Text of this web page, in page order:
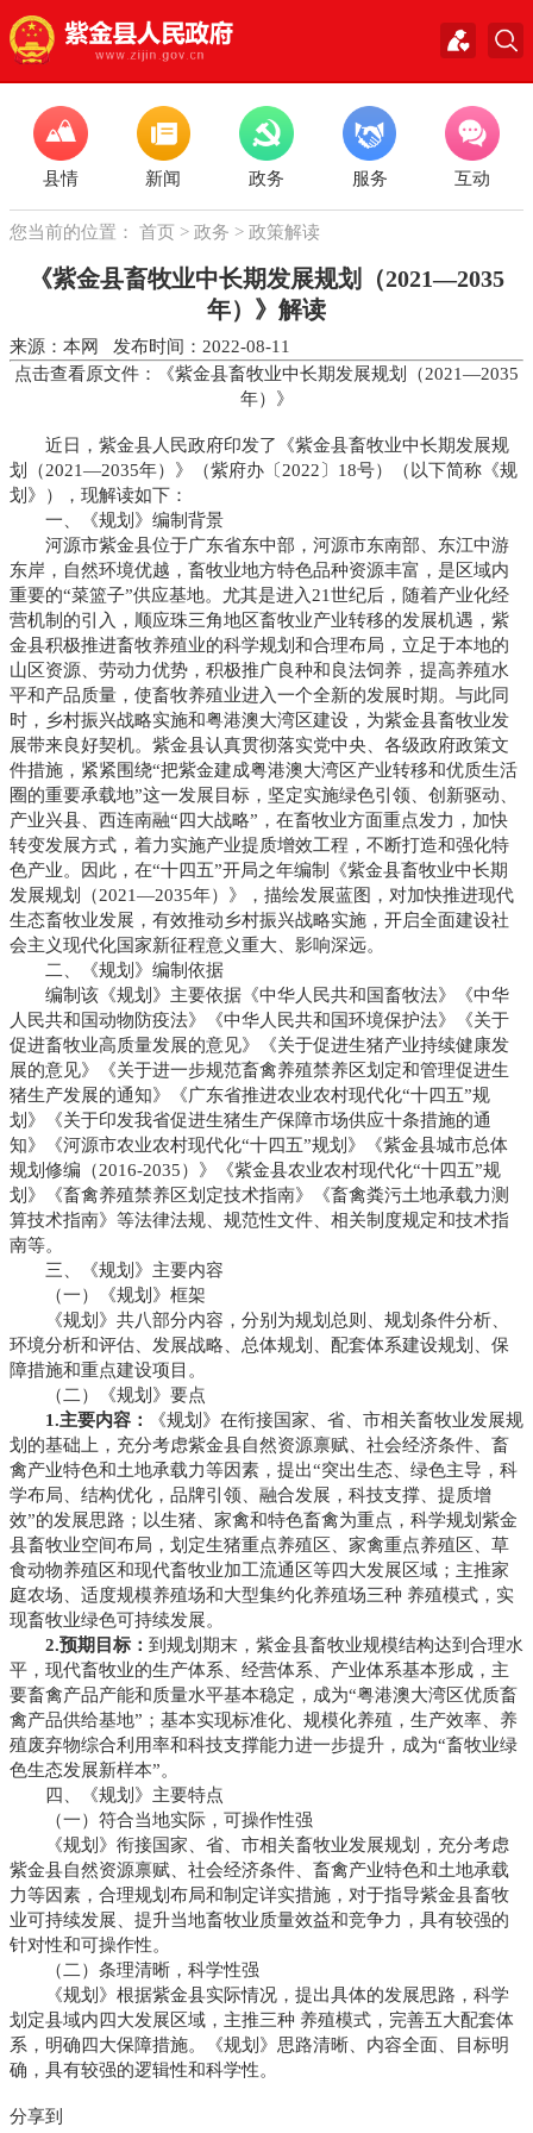
县情 新闻 政务 服务 互动
您当前的位置： 首页 > 政务 > 政策解读
《紫金县畜牧业中长期发展规划（2021—2035
年）》解读
来源：本网 发布时间：2022-08-11
点击查看原文件：《紫金县畜牧业中长期发展规划（2021—2035
年）》
近日，紫金县人民政府印发了《紫金县畜牧业中长期发展规
划（2021—2035年）》（紫府办〔2022〕18号）（以下简称《规
划》），现解读如下：
一、《规划》编制背景
河源市紫金县位于广东省东中部，河源市东南部、东江中游
东岸，自然环境优越，畜牧业地方特色品种资源丰富，是区域内
重要的“菜篮子”供应基地。尤其是进入21世纪后，随着产业化经
营机制的引入，顺应珠三角地区畜牧业产业转移的发展机遇，紫
金县积极推进畜牧养殖业的科学规划和合理布局，立足于本地的
山区资源、劳动力优势，积极推广良种和良法饲养，提高养殖水
平和产品质量，使畜牧养殖业进入一个全新的发展时期。与此同
时，乡村振兴战略实施和粤港澳大湾区建设，为紫金县畜牧业发
展带来良好契机。紫金县认真贯彻落实党中央、各级政府政策文
件措施，紧紧围绕“把紫金建成粤港澳大湾区产业转移和优质生活
圈的重要承载地”这一发展目标，坚定实施绿色引领、创新驱动、
产业兴县、西连南融“四大战略”，在畜牧业方面重点发力，加快
转变发展方式，着力实施产业提质增效工程，不断打造和强化特
色产业。因此，在“十四五”开局之年编制《紫金县畜牧业中长期
发展规划（2021—2035年）》，描绘发展蓝图，对加快推进现代
生态畜牧业发展，有效推动乡村振兴战略实施，开启全面建设社
会主义现代化国家新征程意义重大、影响深远。
二、《规划》编制依据
编制该《规划》主要依据《中华人民共和国畜牧法》《中华
人民共和国动物防疫法》《中华人民共和国环境保护法》《关于
促进畜牧业高质量发展的意见》《关于促进生猪产业持续健康发
展的意见》《关于进一步规范畜禽养殖禁养区划定和管理促进生
猪生产发展的通知》《广东省推进农业农村现代化“十四五”规
划》《关于印发我省促进生猪生产保障市场供应十条措施的通
知》《河源市农业农村现代化“十四五”规划》《紫金县城市总体
规划修编（2016-2035）》《紫金县农业农村现代化“十四五”规
划》《畜禽养殖禁养区划定技术指南》《畜禽粪污土地承载力测
算技术指南》等法律法规、规范性文件、相关制度规定和技术指
南等。
三、《规划》主要内容
（一）《规划》框架
《规划》共八部分内容，分别为规划总则、规划条件分析、
环境分析和评估、发展战略、总体规划、 配套体系建设规划
、保
障措施和重点建设项目。
（二）《规划》要点
1.主要内容：
《规划》在衔接国家、省、市相关畜牧业发展规
划的基础上，充分考虑紫金县自然资源禀赋、社会经济条件、畜
禽产业特色和土地承载力等因素，提出“突出生态、绿色主导，科
学布局、结构优化，品牌引领、融合发展，科技支撑、提质增
效”的发展思路；以生猪、家禽和特色畜禽为重点，科学规划紫金
县畜牧业空间布局，划定生猪重点养殖区、家禽重点养殖区、草
食动物养殖区和现代畜牧业加工流通区等四大发展区域；主推家
庭农场、适度规模养殖场和大型集约化养殖场三种 养殖模式，实
现畜牧业绿色可持续发展。
2.预期目标： 到规划期末，紫金县畜牧业规模结构达到合理水
平，现代畜牧业的生产体系、经营体系、产业体系基本形成，主
要畜禽产品产能和质量水平基本稳定，成为“粤港澳大湾区优质畜
禽产品供给基地”；基本实现标准化、规模化养殖，生产效率、养
殖废弃物综合利用率和科技支撑能力进一步提升，成为“畜牧业绿
色生态发展新样本”。
四、《规划》主要特点
（一）符合当地实际，可操作性强
《规划》衔接国家、省、市相关畜牧业发展规划，充分考虑
紫金县自然资源禀赋、社会经济条件、畜禽产业特色和土地承载
力等因素，合理规划布局和制定详实措施，对于指导紫金县畜牧
业可持续发展、提升当地畜牧业质量效益和竞争力，具有较强的
针对性和可操作性。
（二）条理清晰，科学性强
《规划》根据紫金县实际情况，提出具体的发展思路，科学
划定县域内四大发展区域，主推三种 养殖模式，完善五大配套体
系，明确四大保障措施。《规划》思路清晰、内容全面、目标明
确，具有较强的逻辑性和科学性。
分享到